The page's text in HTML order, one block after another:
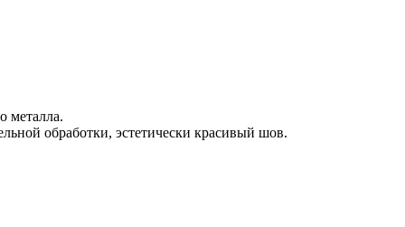
металла.
обработки, эстетически красивый шов.